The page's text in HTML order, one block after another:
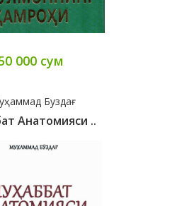
000 сум
Буздағ
Анатомияси ..